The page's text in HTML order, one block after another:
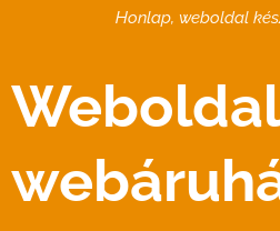
Honlap, weboldal